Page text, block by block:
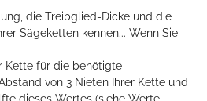
die Treibglied-Dicke und die
Sägeketten kennen... Wenn Sie
Kette für die benötigte
von 3 Nieten Ihrer Kette und